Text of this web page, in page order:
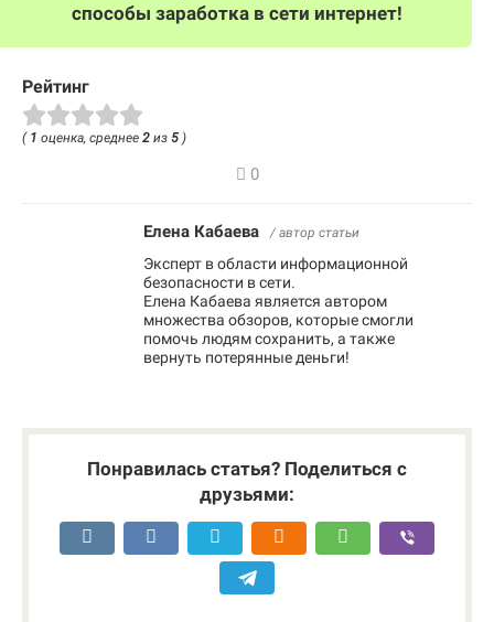
способы заработка в сети интернет!
Рейтинг
( 1 оценка, среднее 2 из 5 )
0
Елена Кабаева / автор статьи
Эксперт в области информационной
безопасности в сети.
Елена Кабаева является автором
множества обзоров, которые смогли
помочь людям сохранить, а также
вернуть потерянные деньги!
Понравилась статья? Поделиться с
друзьями: